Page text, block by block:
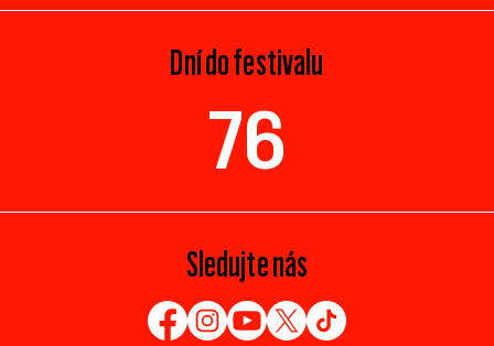
Dní do festivalu
76
Sledujte nás